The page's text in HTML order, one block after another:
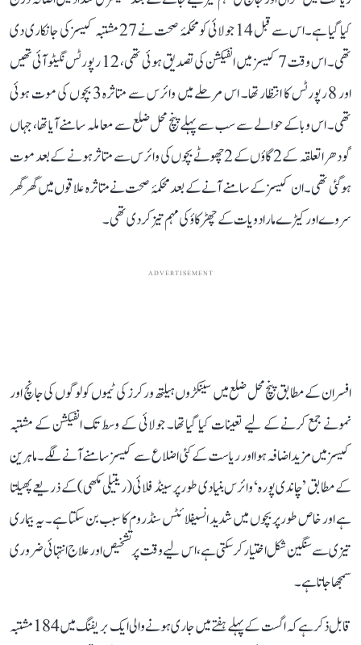
کیا گیا ہے۔ اس سے قبل 14 جولائی کو محکمۂ صحت نے 27 مشتبہ کیسز کی جانکاری دی
تھی۔ اس وقت 7 کیسز میں انفیکشن کی تصدیق ہوئی تھی، 12 رپورٹس نگیٹو آئی تھیں
اور 8 رپورٹس کا انتظار تھا۔ اس مرحلے میں وائرس سے متاثرہ 3 بچوں کی موت ہوئی
تھی۔ اس وبا کے حوالے سے سب سے پہلے پنچ محل ضلع سے معاملہ سامنے آیا تھا، جہاں
گودھرا تعلقہ کے 2 گاؤں کے 2 چھوٹے بچوں کی وائرس سے متاثر ہونے کے بعد موت
ہو گئی تھی۔ ان کیسز کے سامنے آنے کے بعد محکمۂ صحت نے متاثرہ علاقوں میں گھر گھر
سروے اور کیڑے مار ادویات کے چھڑکاؤ کی مہم تیز کر دی تھی۔
ADVERTISEMENT
افسران کے مطابق پنچ محل ضلع میں سینکڑوں ہیلتھ ورکرز کی ٹیموں کو لوگوں کی جانچ اور
نمونے جمع کرنے کے لیے تعینات کیا گیا تھا۔ جولائی کے وسط تک انفیکشن کے مشتبہ
کیسز میں مزید اضافہ ہوا اور ریاست کے کئی اضلاع سے کیسز سامنے آنے لگے۔ ماہرین
کے مطابق ’چاندی پورہ‘ وائرس بنیادی طور پر سینڈ فلائی (ریتیلی مکھی) کے ذریعے پھیلتا
ہے اور خاص طور پر بچوں میں شدید انسیفلائٹس سنڈروم کا سبب بن سکتا ہے۔ یہ بیماری
تیزی سے سنگین شکل اختیار کر سکتی ہے، اس لیے وقت پر تشخیص اور علاج انتہائی ضروری
سمجھا جاتا ہے۔
قابل ذکر ہے کہ اگست کے پہلے ہفتے میں جاری ہونے والی ایک بریفنگ میں 184 مشتبہ